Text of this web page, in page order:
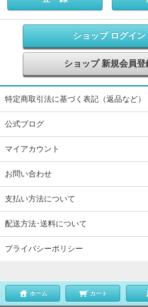
ショップ ログイン
ショップ 新規会員登
特定商取引法に基づく表記（返品など）
公式ブログ
マイアカウント
お問い合わせ
支払い方法について
配送方法･送料について
プライバシーポリシー
ホーム カート